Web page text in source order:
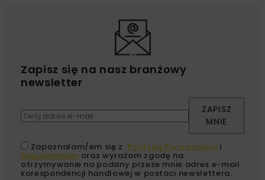
Zapisz się na nasz branżowy
newsletter
ZAPISZ
MNIE
Zapoznałam/em się z Polityką Prywatności i
Regulaminem oraz wyrażam zgodę na
otrzymywanie na podany przeze mnie adres e-mail
korespondencji handlowej w postaci newslettera.